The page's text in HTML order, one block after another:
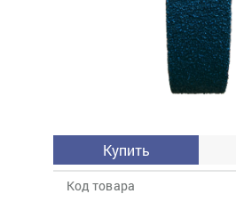
Купить
Код товара